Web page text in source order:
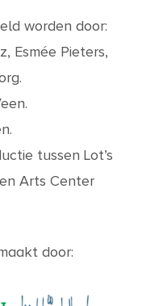
worden door:
Esmée Pieters,
tussen Lot’s
Arts Center
door: